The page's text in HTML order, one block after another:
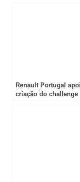
Renault Portugal
criação do challenge